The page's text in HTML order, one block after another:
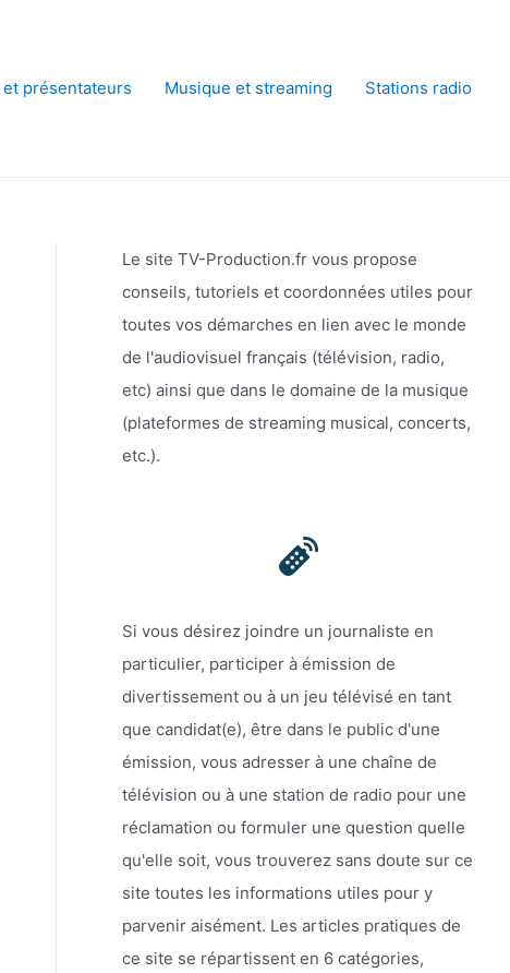
présentateurs Musique et streaming Stations radio
Le site TV-Production.fr vous propose
conseils, tutoriels et coordonnées utiles pour
toutes vos démarches en lien avec le monde
de l'audiovisuel français (télévision, radio,
etc) ainsi que dans le domaine de la musique
(plateformes de streaming musical, concerts,
etc.).
Si vous désirez joindre un journaliste en
particulier, participer à émission de
divertissement ou à un jeu télévisé en tant
que candidat(e), être dans le public d'une
émission, vous adresser à une chaîne de
télévision ou à une station de radio pour une
réclamation ou formuler une question quelle
qu'elle soit, vous trouverez sans doute sur ce
site toutes les informations utiles pour y
parvenir aisément. Les articles pratiques de
ce site se répartissent en 6 catégories,